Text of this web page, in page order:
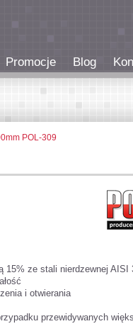
Promocje Blog
POL-309
15% ze stali nierdzewnej AISI
i otwierania
przewidywanych